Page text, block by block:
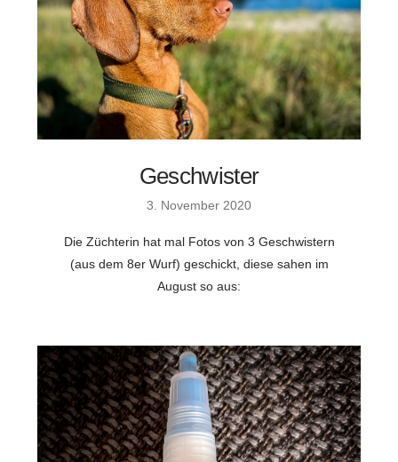
Geschwister
3. November 2020
Die Züchterin hat mal Fotos von 3 Geschwistern
(aus dem 8er Wurf) geschickt, diese sahen im
August so aus: